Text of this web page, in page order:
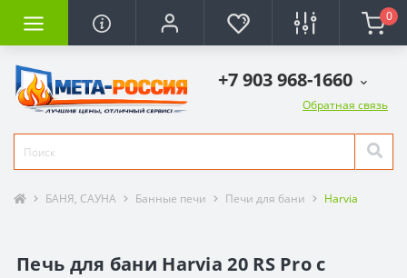
0
+7 903 968-1660
Обратная связь
БАНЯ, САУНА Банные печи Печи для бани Harvia
Печь для бани Harvia 20 RS Pro с